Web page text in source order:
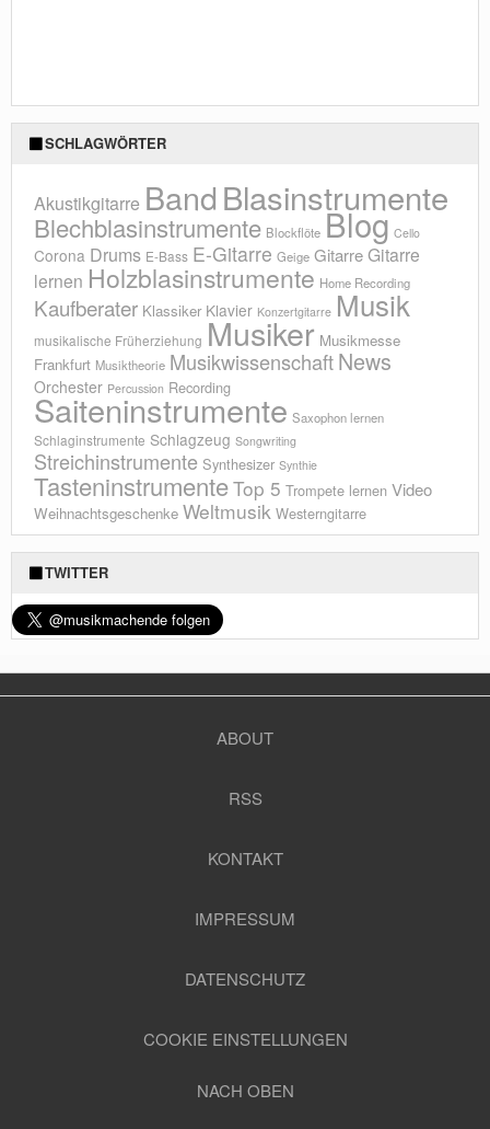
SCHLAGWÖRTER
Akustikgitarre BandBlasinstrumente
Blechblasinstrumente Blockflöte Blog Cello
Corona Drums E-Bass E-Gitarre Geige GitarreGitarre
lernen Holzblasinstrumente Home Recording
Kaufberater Klassiker Klavier Konzertgitarre Musik
musikalische Früherziehung Musiker Musikmesse
Frankfurt Musiktheorie MusikwissenschaftNews
Orchester Percussion Recording
Saiteninstrumente Saxophon lernen
Schlaginstrumente Schlagzeug Songwriting
Streichinstrumente Synthesizer Synthie
TasteninstrumenteTop 5 Trompete lernen Video
Weihnachtsgeschenke Weltmusik Westerngitarre
TWITTER
ABOUT
RSS
KONTAKT
IMPRESSUM
DATENSCHUTZ
COOKIE EINSTELLUNGEN
NACH OBEN